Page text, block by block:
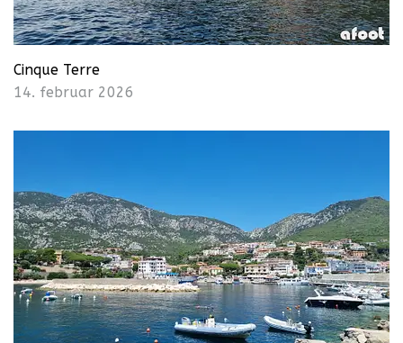
Cinque Terre
14. februar 2026